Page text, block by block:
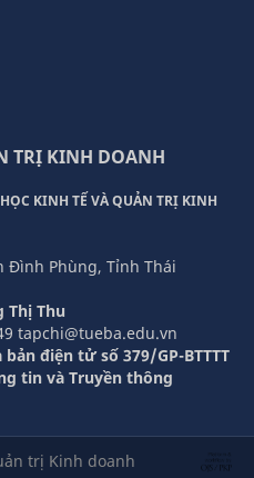
TRỊ KINH DOANH
KINH TẾ VÀ QUẢN TRỊ KINH
Đình Phùng, Tỉnh Thái
Thị Thu
tapchi@tueba.edu.vn
điện tử số 379/GP-BTTTT
tin và Truyền thông
trị Kinh doanh